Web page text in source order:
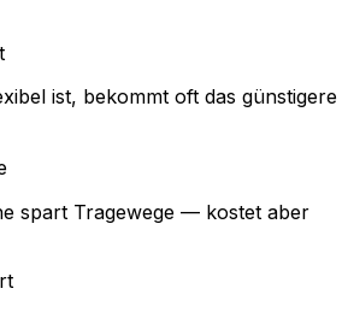
ist, bekommt oft das günstigere
spart Tragewege — kostet aber